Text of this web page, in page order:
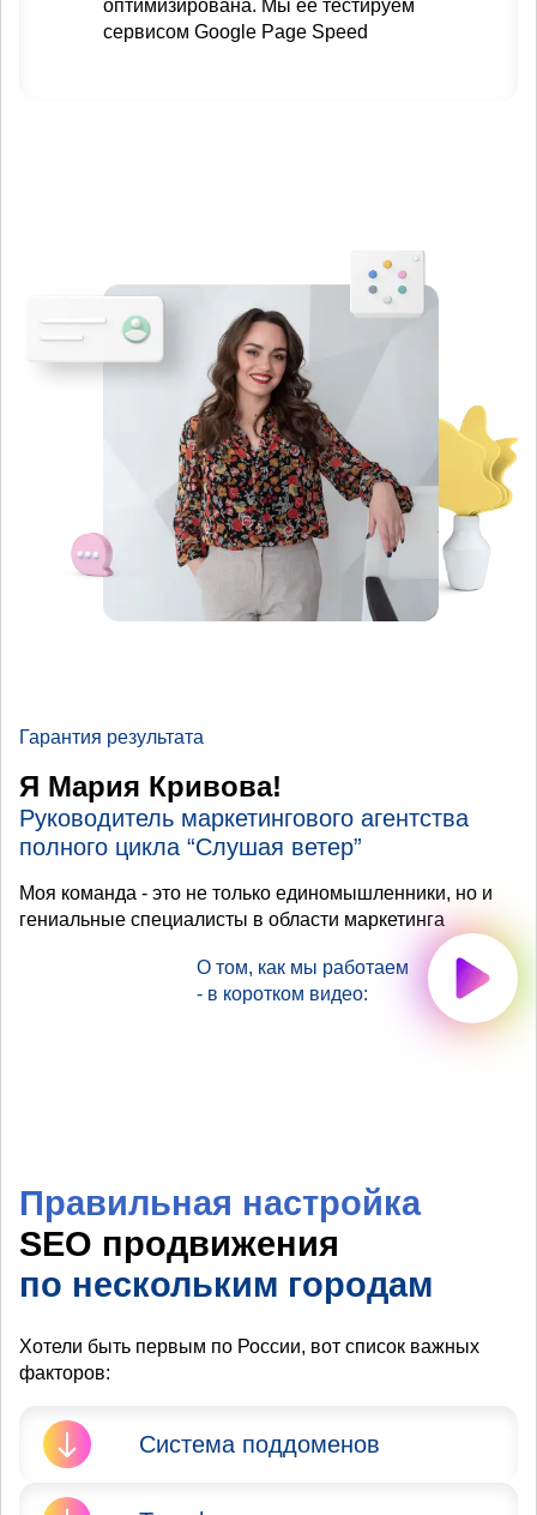
оптимизирована. Мы ее тестируем
сервисом Google Page Speed
Гарантия результата
Я Мария Кривова!
Руководитель маркетингового агентства
полного цикла “Слушая ветер”
Моя команда - это не только единомышленники, но и
гениальные специалисты в области маркетинга
О том, как мы работаем
- в коротком видео:
Правильная настройка
SEO продвижения
по нескольким городам
Хотели быть первым по России, вот список важных
факторов:
Система поддоменов